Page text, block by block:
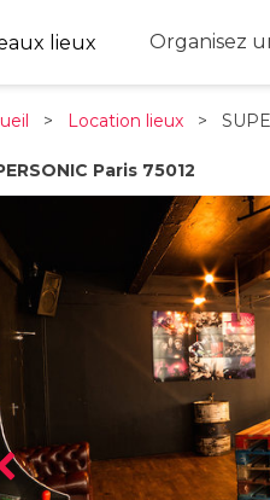
lieux Organisez
> Location lieux >
Paris 75012